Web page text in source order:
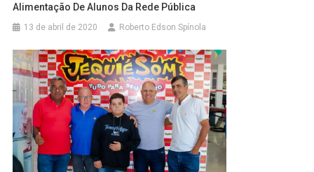
Alimentação De Alunos Da Rede Pública
13 de abril de 2020 Roberto Edson Spínola